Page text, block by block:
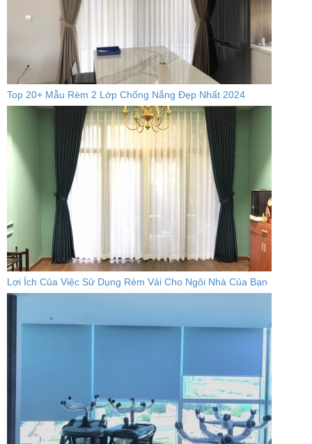
Top 20+ Mẫu Rèm 2 Lớp Chống Nắng Đẹp Nhất 2024
Lợi Ích Của Việc Sử Dụng Rèm Vải Cho Ngôi Nhà Của Bạn